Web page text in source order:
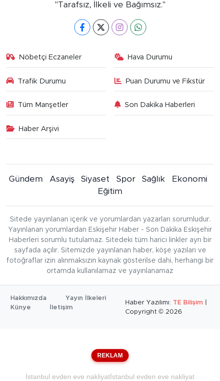
"Tarafsız, İlkeli ve Bağımsız."
Nöbetçi Eczaneler Hava Durumu
Trafik Durumu Puan Durumu ve Fikstür
Tüm Manşetler Son Dakika Haberleri
Haber Arşivi
Gündem Asayiş Siyaset Spor Sağlık
Ekonomi
Eğitim
Sitede yayınlanan içerik ve yorumlardan yazarları sorumludur.
Yayınlanan yorumlardan Eskişehir Haber - Son Dakika Eskişehir
Haberleri sorumlu tutulamaz. Sitedeki tüm harici linkler ayrı bir
sayfada açılır. Sitemizde yayınlanan haber, köşe yazıları ve
fotoğraflar izin alınmaksızın kaynak gösterilse dahi, herhangi bir
ortamda kullanılamaz ve yayınlanamaz
Hakkımızda
Yayın İlkeleri
Künye
İletişim
Haber Yazılımı: TE Bilişim
Copyright © 2026
REKLAM
İstanbul evden eve nakliyatİstanbul evden eve nakliyat